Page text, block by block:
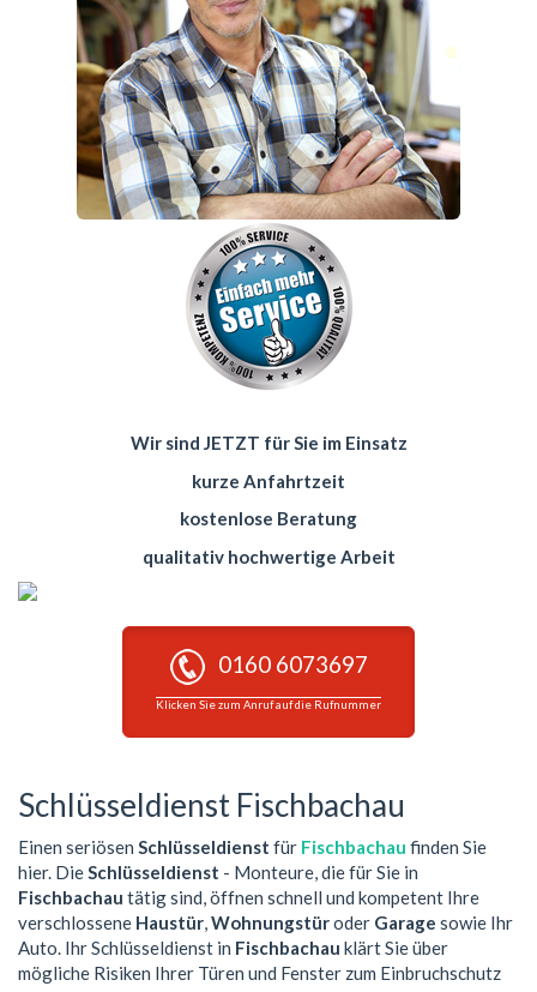
Wir sind JETZT für Sie im Einsatz
kurze Anfahrtzeit
kostenlose Beratung
qualitativ hochwertige Arbeit
0160 6073697
Klicken Sie zum Anruf auf die Rufnummer
Schlüsseldienst Fischbachau
Einen seriösen Schlüsseldienst für Fischbachau finden Sie
hier. DieSchlüsseldienst - Monteure, die für Sie in
Fischbachau tätig sind, öffnen schnell und kompetent Ihre
verschlossene Haustür,Wohnungstüroder Garage sowie Ihr
Auto. Ihr Schlüsseldienst in Fischbachau klärt Sie über
mögliche Risiken Ihrer Türen und Fenster zum Einbruchschutz